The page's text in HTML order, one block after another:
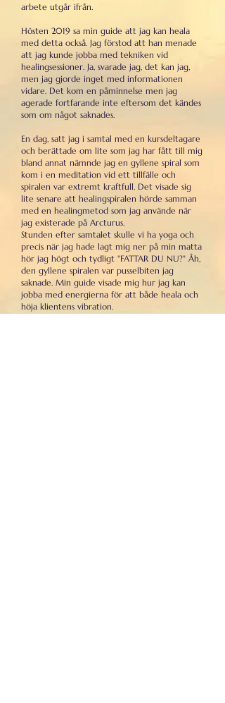
arbete utgår ifrån.
Hösten 2019 sa min guide att jag kan heala
med detta också. Jag förstod att han menade
att jag kunde jobba med tekniken vid
healingsessioner. Ja, svarade jag, det kan jag,
men jag gjorde inget med informationen
vidare. Det kom en påminnelse men jag
agerade fortfarande inte eftersom det kändes
som om något saknades.
En dag, satt jag i samtal med en kursdeltagare
och berättade om lite som jag har fått till mig
bland annat nämnde jag en gyllene spiral som
kom i en meditation vid ett tillfälle och
spiralen var extremt kraftfull. Det visade sig
lite senare att healingspiralen hörde samman
med en healingmetod som jag använde när
jag existerade på Arcturus.
Stunden efter samtalet skulle vi ha yoga och
precis när jag hade lagt mig ner på min matta
hör jag högt och tydligt "FATTAR DU NU?" Åh,
den gyllene spiralen var pusselbiten jag
saknade. Min guide visade mig hur jag kan
jobba med energierna för att både heala och
höja klientens vibration.